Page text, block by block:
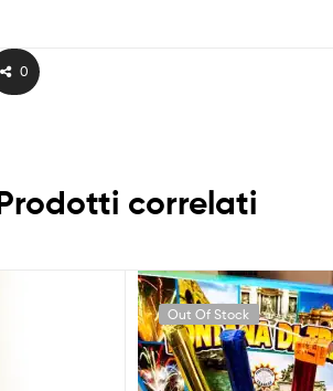
0
correlati
Out Of Stock